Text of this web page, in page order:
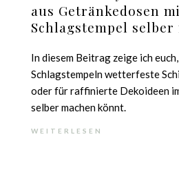
aus Getränkedosen
Schlagstempel selber
In diesem Beitrag zeige ich
Schlagstempeln wetterfeste
oder für raffinierte Dekoideen
selber machen könnt.
WEITERLESEN